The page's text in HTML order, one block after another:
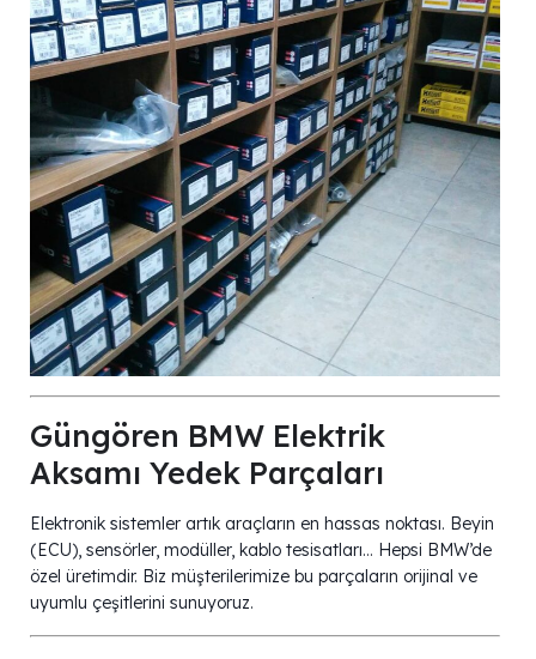
Güngören BMW Elektrik
Aksamı Yedek Parçaları
Elektronik sistemler artık araçların en hassas noktası. Beyin
(ECU), sensörler, modüller, kablo tesisatları… Hepsi BMW’de
özel üretimdir. Biz müşterilerimize bu parçaların orijinal ve
uyumlu çeşitlerini sunuyoruz.